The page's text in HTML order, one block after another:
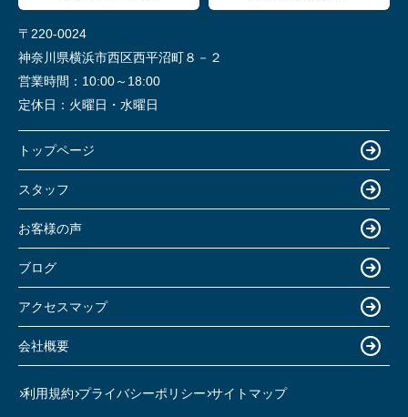
〒220-0024
神奈川県横浜市西区西平沼町８－２
営業時間： 10:00～18:00
定休日： 火曜日・水曜日
トップページ
スタッフ
お客様の声
ブログ
アクセスマップ
会社概要
利用規約 プライバシーポリシー サイトマップ